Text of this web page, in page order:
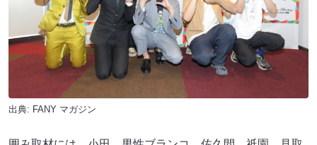
出典: FANY マガジン